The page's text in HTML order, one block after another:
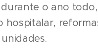
o ano
hospitalar,